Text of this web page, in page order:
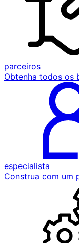
parceiros
Obtenha todos os
especialista
Construa com um